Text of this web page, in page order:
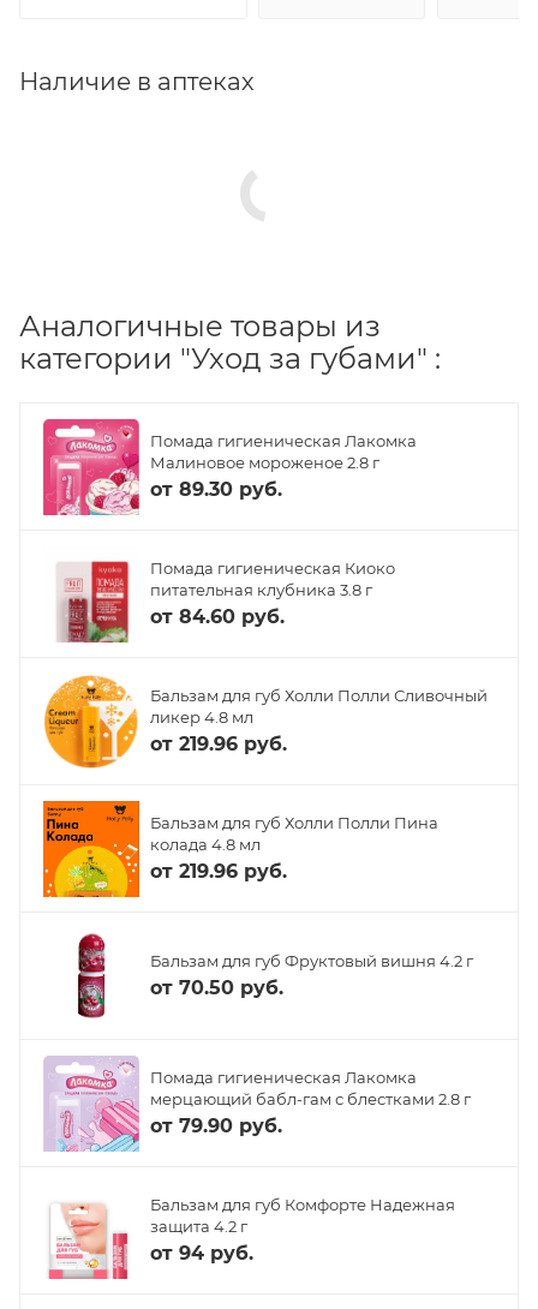
Наличие в аптеках
Аналогичные товары из
категории "Уход за губами" :
Помада гигиеническая Лакомка
Малиновое мороженое 2.8 г
от 89.30 руб.
Помада гигиеническая Киоко
питательная клубника 3.8 г
от 84.60 руб.
Бальзам для губ Холли Полли Сливочный
ликер 4.8 мл
от 219.96 руб.
Бальзам для губ Холли Полли Пина
колада 4.8 мл
от 219.96 руб.
Бальзам для губ Фруктовый вишня 4.2 г
от 70.50 руб.
Помада гигиеническая Лакомка
мерцающий бабл-гам с блестками 2.8 г
от 79.90 руб.
Бальзам для губ Комфорте Надежная
защита 4.2 г
от 94 руб.